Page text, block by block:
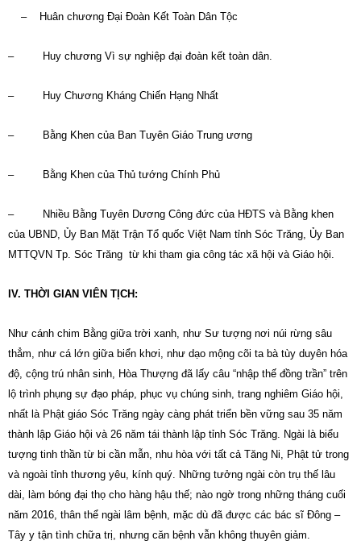
– Huân chương Đại Đoàn Kết Toàn Dân Tộc
– Huy chương Vì sự nghiệp đại đoàn kết toàn dân.
– Huy Chương Kháng Chiến Hạng Nhất
– Bằng Khen của Ban Tuyên Giáo Trung ương
– Bằng Khen của Thủ tướng Chính Phủ
– Nhiều Bằng Tuyên Dương Công đức của HĐTS và Bằng khen
của UBND, Ủy Ban Mặt Trận Tổ quốc Việt Nam tỉnh Sóc Trăng, Ủy Ban
MTTQVN Tp. Sóc Trăng từ khi tham gia công tác xã hội và Giáo hội.
IV. THỜI GIAN VIÊN TỊCH:
Như cánh chim Bằng giữa trời xanh, như Sư tượng nơi núi rừng sâu
thẳm, như cá lớn giữa biển khơi, như dạo mộng cõi ta bà tùy duyên hóa
độ, cộng trú nhân sinh, Hòa Thượng đã lấy câu “nhập thế đồng trần” trên
lộ trình phụng sự đạo pháp, phục vụ chúng sinh, trang nghiêm Giáo hội,
nhất là Phật giáo Sóc Trăng ngày càng phát triển bền vững sau 35 năm
thành lập Giáo hội và 26 năm tái thành lập tỉnh Sóc Trăng. Ngài là biểu
tượng tinh thần từ bi cần mẫn, nhu hòa với tất cả Tăng Ni, Phật tử trong
và ngoài tỉnh thương yêu, kính quý. Những tưởng ngài còn trụ thế lâu
dài, làm bóng đại thọ cho hàng hậu thế; nào ngờ trong những tháng cuối
năm 2016, thân thể ngài lâm bệnh, mặc dù đã được các bác sĩ Đông –
Tây y tận tình chữa trị, nhưng căn bệnh vẫn không thuyên giảm.